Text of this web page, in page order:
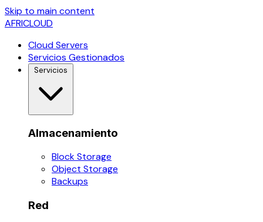
Skip to main content
AFRICLOUD
Cloud Servers
Servicios Gestionados
Servicios
Almacenamiento
Block Storage
Object Storage
Backups
Red